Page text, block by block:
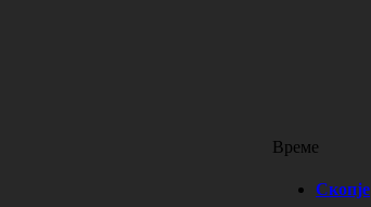
Време
Скопје